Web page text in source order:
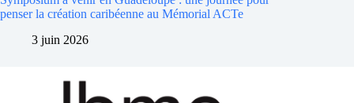
penser la création caribéenne au Mémorial ACTe
3 juin 2026